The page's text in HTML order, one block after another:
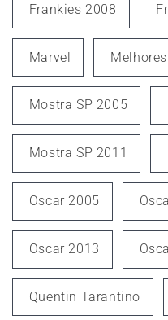
Frankies 2008
Marvel
Mostra SP 2005
Mostra SP 2011
Oscar 2005
Oscar 2013
Quentin Tarantino